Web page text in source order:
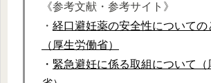
《参考文献・参考サイト》
・ 経口避妊薬の安全性についての
（厚生労働省）
・ 緊急避妊に係る取組について（